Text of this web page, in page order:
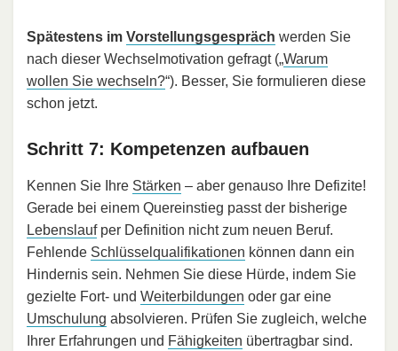
Spätestens im Vorstellungsgespräch werden Sie
nach dieser Wechselmotivation gefragt („Warum
wollen Sie wechseln?“). Besser, Sie formulieren diese
schon jetzt.
Schritt 7: Kompetenzen aufbauen
Kennen Sie Ihre Stärken – aber genauso Ihre Defizite!
Gerade bei einem Quereinstieg passt der bisherige
Lebenslaufper Definition nicht zum neuen Beruf.
Fehlende Schlüsselqualifikationen können dann ein
Hindernis sein. Nehmen Sie diese Hürde, indem Sie
gezielte Fort- und Weiterbildungen oder gar eine
Umschulung absolvieren. Prüfen Sie zugleich, welche
Ihrer Erfahrungen und Fähigkeiten übertragbar sind.